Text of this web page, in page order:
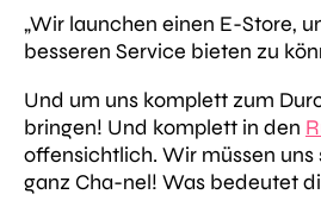
„Wir launchen einen E-Store,
besseren Service bieten zu
Und um uns komplett zum
bringen! Und komplett in den
offensichtlich. Wir müssen
ganz Cha-nel! Was bedeutet